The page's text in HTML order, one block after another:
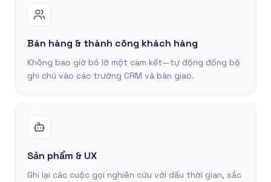
Bán hàng & thành công khách hàng
Không bao giờ bỏ lỡ một cam kết—tự động đồng bộ
ghi chú vào các trường CRM và bàn giao.
Sản phẩm & UX
Ghi lại các cuộc gọi nghiên cứu với dấu thời gian, sắc